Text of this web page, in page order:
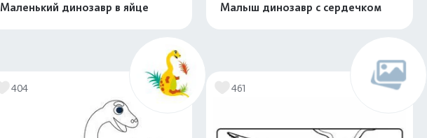
Маленький динозавр в яйце Малыш динозавр с сердечком
404 461